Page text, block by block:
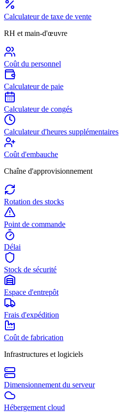
Calculateur de taxe de vente
RH et main-d'œuvre
Coût du personnel
Calculateur de paie
Calculateur de congés
Calculateur d'heures supplémentaires
Coût d'embauche
Chaîne d'approvisionnement
Rotation des stocks
Point de commande
Délai
Stock de sécurité
Espace d'entrepôt
Frais d'expédition
Coût de fabrication
Infrastructures et logiciels
Dimensionnement du serveur
Hébergement cloud